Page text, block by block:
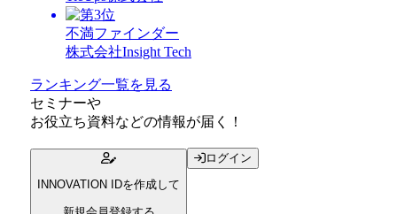
不満ファインダー
株式会社Insight Tech
ランキング一覧を見る
セミナーや
お役立ち資料などの情報が届く！
INNOVATION IDを作成して
ログイン